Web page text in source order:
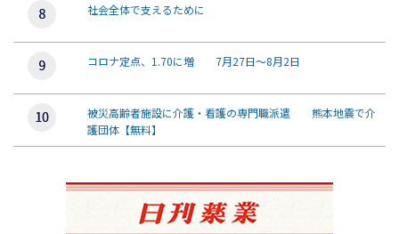
社会全体で支えるために
コロナ定点、1.70に増 7月27日～8月2日
被災高齢者施設に介護・看護の専門職派遣 熊本地震で介
護団体【無料】